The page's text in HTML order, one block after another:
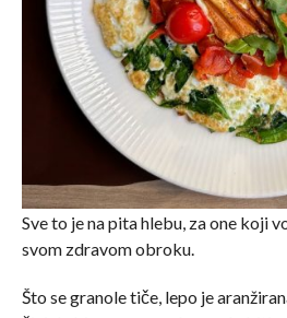
Sve to je na pita hlebu, za one koji
svom zdravom obroku.
Što se granole tiče, lepo je